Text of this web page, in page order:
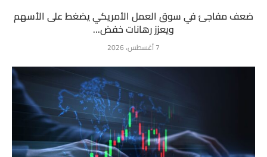
ضعف مفاجئ في سوق العمل الأمريكي يضغط على الأسهم
ويعزز رهانات خفض...
7 أغسطس، 2026